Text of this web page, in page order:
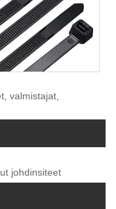
valmistajat,
johdinsiteet